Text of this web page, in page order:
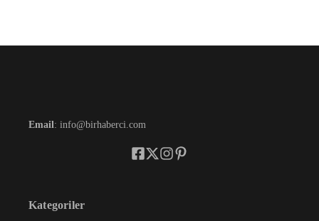
Email: info@birhaberci.com
Kategoriler